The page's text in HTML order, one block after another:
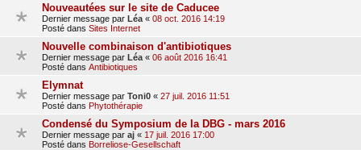
Nouveautées sur le site de Caducee
Dernier message par Léa « 08 oct. 2016 14:19
Posté dans Sites Internet
Nouvelle combinaison d'antibiotiques
Dernier message par Léa « 06 août 2016 16:41
Posté dans Antibiotiques
Elymnat
Dernier message par Toni0 « 27 juil. 2016 11:51
Posté dans Phytothérapie
Condensé du Symposium de la DBG - mars 2016
Dernier message par aj « 17 juil. 2016 17:00
Posté dans Borreliose-Gesellschaft